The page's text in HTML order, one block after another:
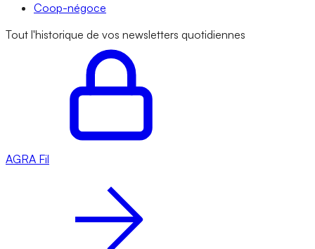
Coop-négoce
Tout l'historique de vos newsletters quotidiennes
AGRA Fil